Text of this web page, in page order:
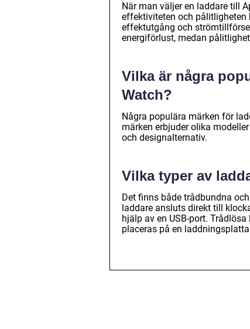
När man väljer en laddare till
effektiviteten och pålitligheten
effektutgång och
energiförlust, medan
Vilka är några
Watch?
Några populära märken för
märken erbjuder olika
och designalternativ.
Vilka typer av
Det finns både trådbundna
laddare ansluts direkt till
hjälp av en USB-port.
placeras på en